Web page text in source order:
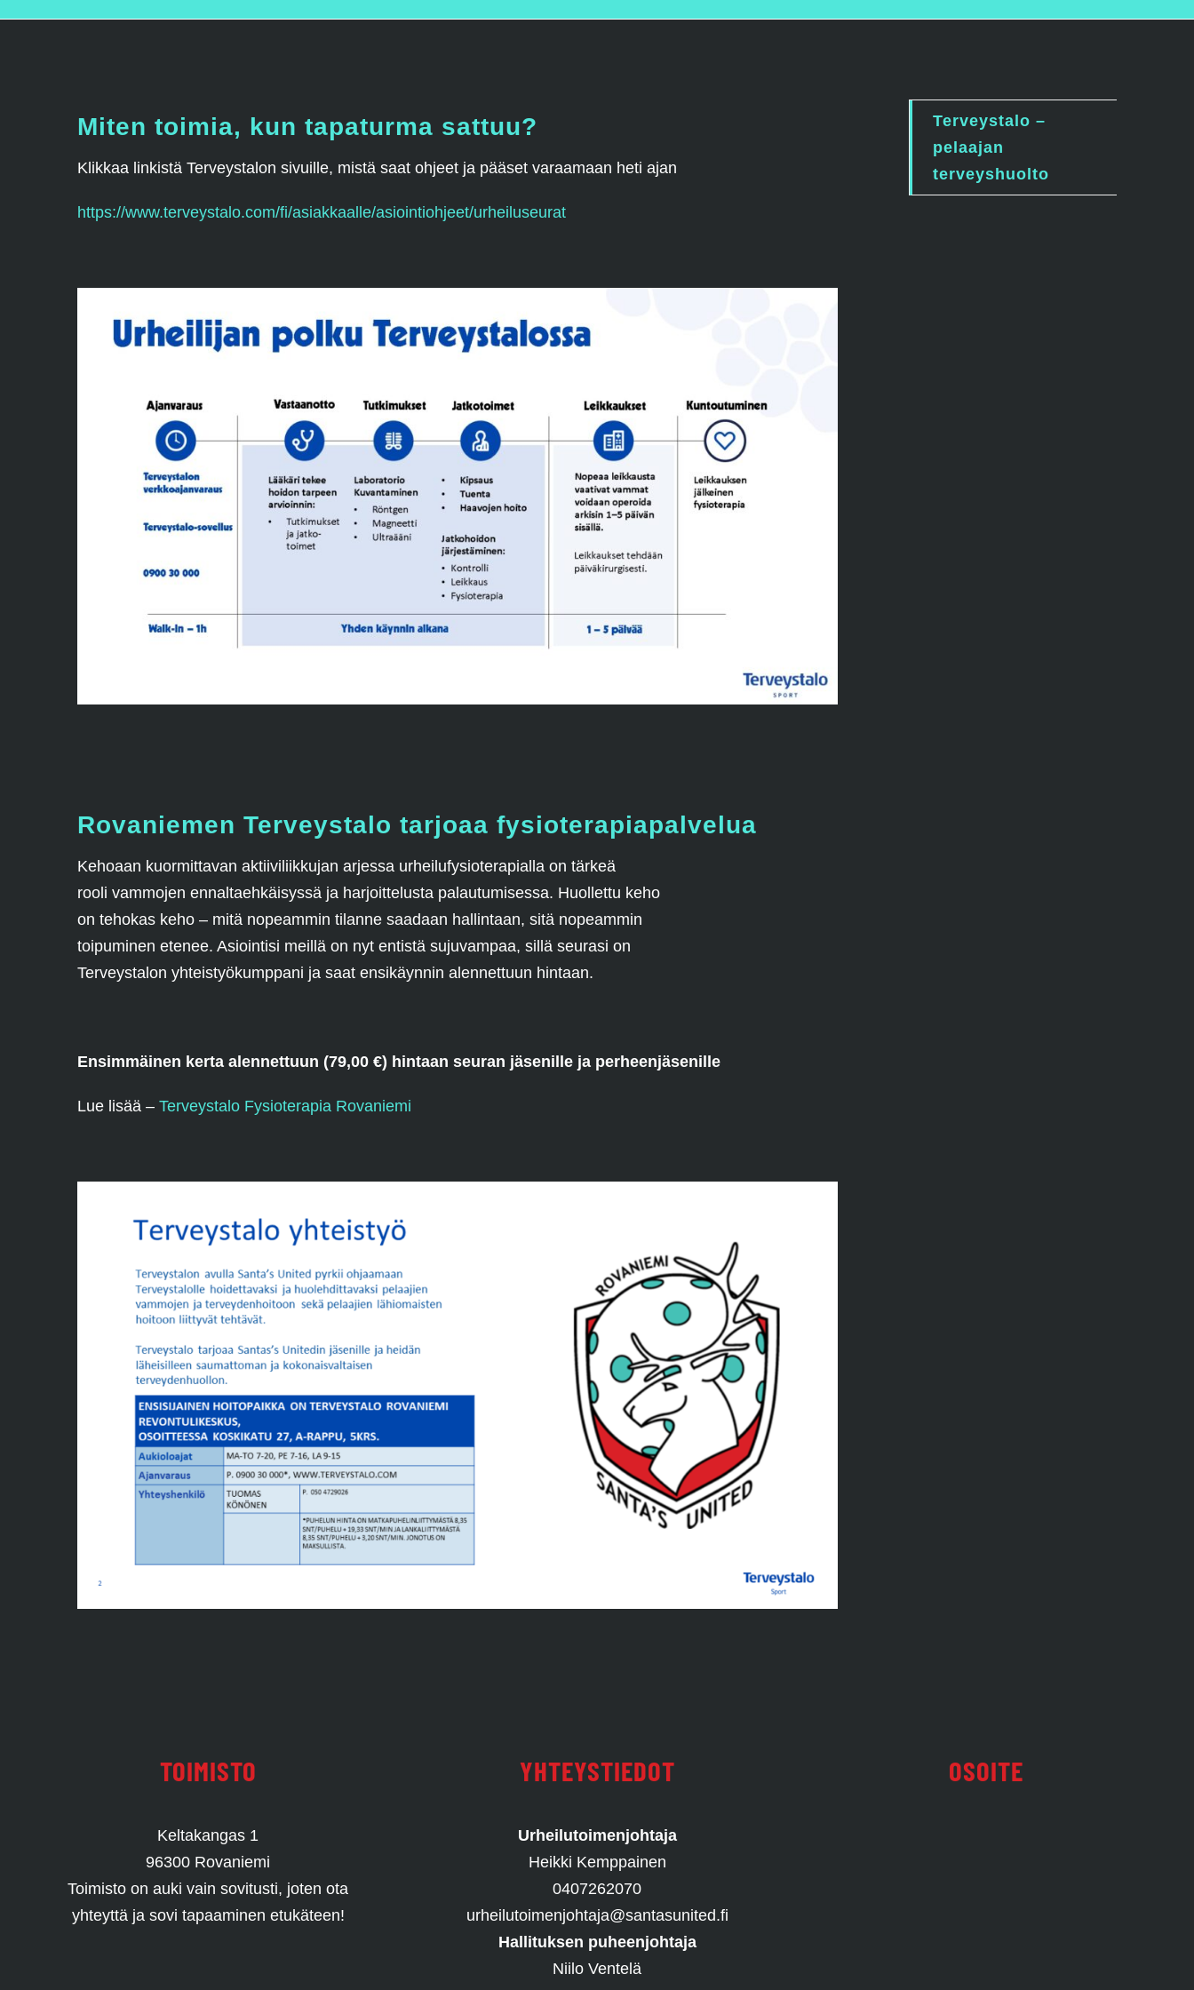
Miten toimia, kun tapaturma sattuu?
Klikkaa linkistä Terveystalon sivuille, mistä saat ohjeet ja pääset varaamaan heti ajan
https://www.terveystalo.com/fi/asiakkaalle/asiointiohjeet/urheiluseurat
Rovaniemen Terveystalo tarjoaa fysioterapiapalvelua
Kehoaan kuormittavan aktiiviliikkujan arjessa urheilufysioterapialla on tärkeä
rooli vammojen ennaltaehkäisyssä ja harjoittelusta palautumisessa. Huollettu keho
on tehokas keho – mitä nopeammin tilanne saadaan hallintaan, sitä nopeammin
toipuminen etenee. Asiointisi meillä on nyt entistä sujuvampaa, sillä seurasi on
Terveystalon yhteistyökumppani ja saat ensikäynnin alennettuun hintaan.
Ensimmäinen kerta alennettuun (79,00 €) hintaan seuran jäsenille ja perheenjäsenille
Lue lisää – Terveystalo Fysioterapia Rovaniemi
Terveystalo –
pelaajan
terveyshuolto
TOIMISTO
Keltakangas 1
96300 Rovaniemi
Toimisto on auki vain sovitusti, joten ota
yhteyttä ja sovi tapaaminen etukäteen!
YHTEYSTIEDOT
Urheilutoimenjohtaja
Heikki Kemppainen
0407262070
urheilutoimenjohtaja@santasunited.fi
Hallituksen puheenjohtaja
Niilo Ventelä
OSOITE